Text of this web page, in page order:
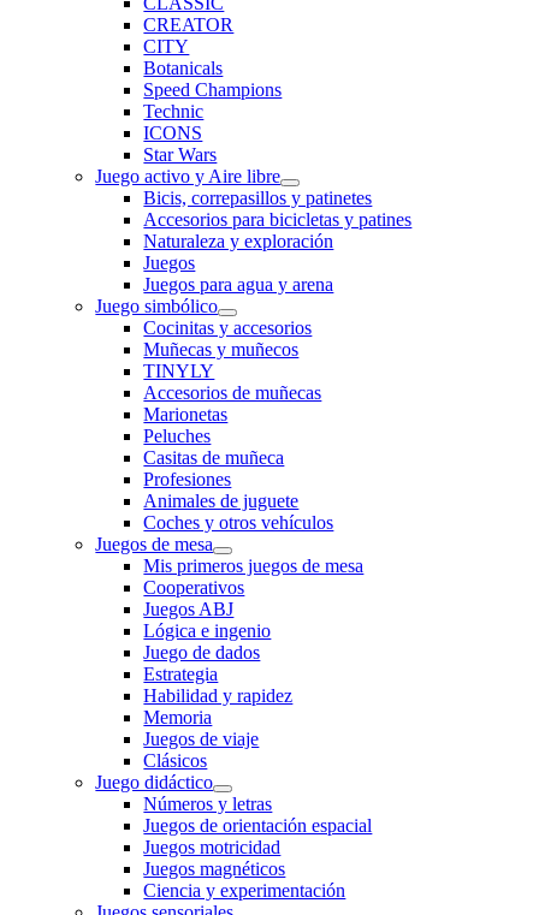
CREATOR
CITY
Botanicals
Speed Champions
Technic
ICONS
Star Wars
Juego activo y Aire libre
Bicis, correpasillos y patinetes
Accesorios para bicicletas y patines
Naturaleza y exploración
Juegos
Juegos para agua y arena
Juego simbólico
Cocinitas y accesorios
Muñecas y muñecos
TINYLY
Accesorios de muñecas
Marionetas
Peluches
Casitas de muñeca
Profesiones
Animales de juguete
Coches y otros vehículos
Juegos de mesa
Mis primeros juegos de mesa
Cooperativos
Juegos ABJ
Lógica e ingenio
Juego de dados
Estrategia
Habilidad y rapidez
Memoria
Juegos de viaje
Clásicos
Juego didáctico
Números y letras
Juegos de orientación espacial
Juegos motricidad
Juegos magnéticos
Ciencia y experimentación